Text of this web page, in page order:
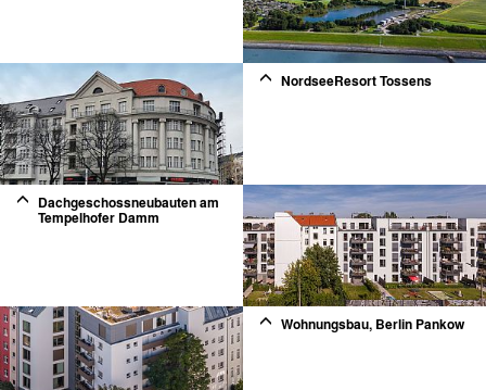
NordseeResort Tossens
Dachgeschossneubauten am
Tempelhofer Damm
Wohnungsbau, Berlin Pankow